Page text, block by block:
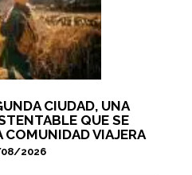
CIUDAD, UNA
QUE SE
COMUNIDAD VIAJERA
2026